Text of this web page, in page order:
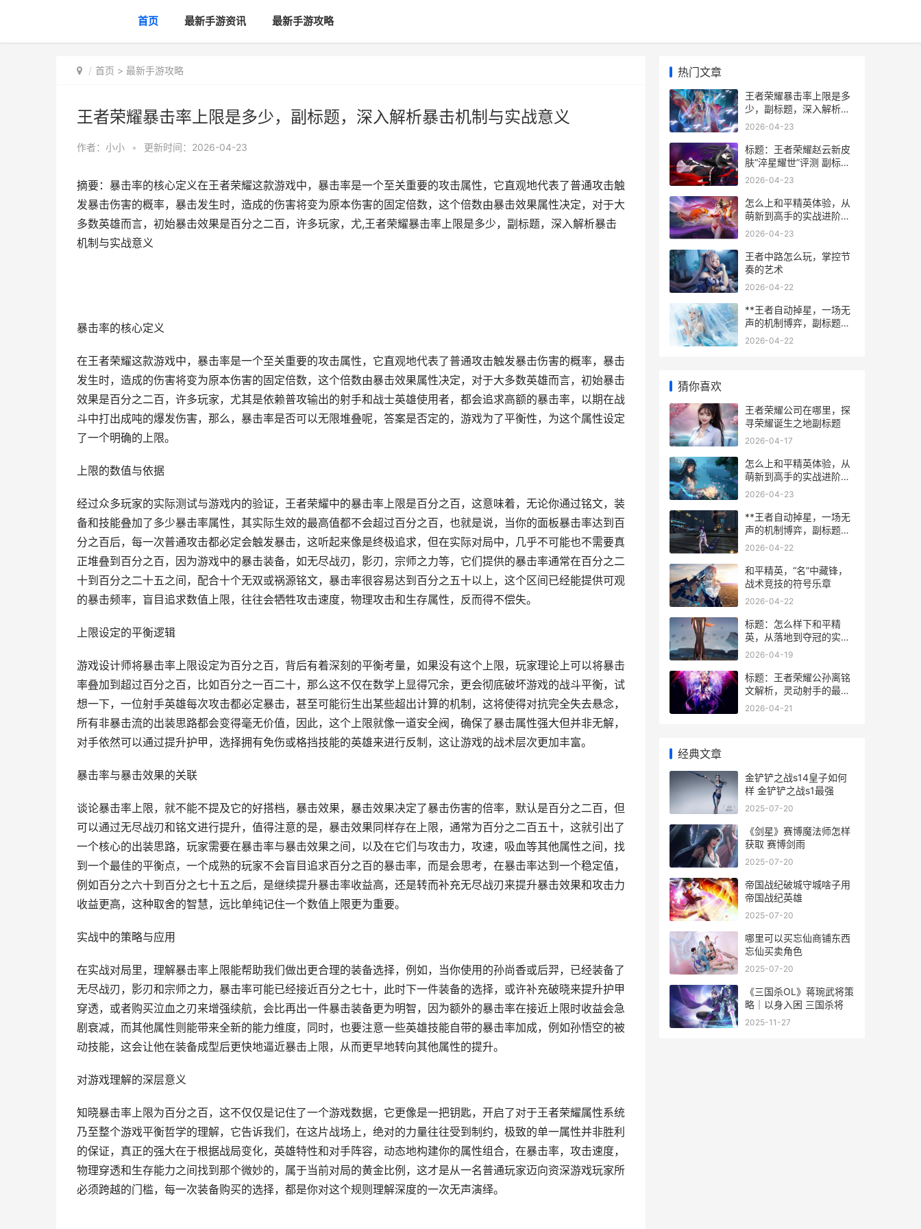
首页 最新手游资讯 最新手游攻略
首页 > 最新手游攻略
王者荣耀暴击率上限是多少，副标题，深入解析暴击机制与实战意义
作者： 小小 • 更新时间：2026-04-23
摘要：暴击率的核心定义在王者荣耀这款游戏中，暴击率是一个至关重要的攻击属性，它直观地代表了普通攻击触
发暴击伤害的概率，暴击发生时，造成的伤害将变为原本伤害的固定倍数，这个倍数由暴击效果属性决定，对于大
多数英雄而言，初始暴击效果是百分之二百，许多玩家，尤,王者荣耀暴击率上限是多少，副标题，深入解析暴击
机制与实战意义
暴击率的核心定义
在王者荣耀这款游戏中，暴击率是一个至关重要的攻击属性，它直观地代表了普通攻击触发暴击伤害的概率，暴击
发生时，造成的伤害将变为原本伤害的固定倍数，这个倍数由暴击效果属性决定，对于大多数英雄而言，初始暴击
效果是百分之二百，许多玩家，尤其是依赖普攻输出的射手和战士英雄使用者，都会追求高额的暴击率，以期在战
斗中打出成吨的爆发伤害，那么，暴击率是否可以无限堆叠呢，答案是否定的，游戏为了平衡性，为这个属性设定
了一个明确的上限。
上限的数值与依据
经过众多玩家的实际测试与游戏内的验证，王者荣耀中的暴击率上限是百分之百，这意味着，无论你通过铭文，装
备和技能叠加了多少暴击率属性，其实际生效的最高值都不会超过百分之百，也就是说，当你的面板暴击率达到百
分之百后，每一次普通攻击都必定会触发暴击，这听起来像是终极追求，但在实际对局中，几乎不可能也不需要真
正堆叠到百分之百，因为游戏中的暴击装备，如无尽战刃，影刃，宗师之力等，它们提供的暴击率通常在百分之二
十到百分之二十五之间，配合十个无双或祸源铭文，暴击率很容易达到百分之五十以上，这个区间已经能提供可观
的暴击频率，盲目追求数值上限，往往会牺牲攻击速度，物理攻击和生存属性，反而得不偿失。
上限设定的平衡逻辑
游戏设计师将暴击率上限设定为百分之百，背后有着深刻的平衡考量，如果没有这个上限，玩家理论上可以将暴击
率叠加到超过百分之百，比如百分之一百二十，那么这不仅在数学上显得冗余，更会彻底破坏游戏的战斗平衡，试
想一下，一位射手英雄每次攻击都必定暴击，甚至可能衍生出某些超出计算的机制，这将使得对抗完全失去悬念，
所有非暴击流的出装思路都会变得毫无价值，因此，这个上限就像一道安全阀，确保了暴击属性强大但并非无解，
对手依然可以通过提升护甲，选择拥有免伤或格挡技能的英雄来进行反制，这让游戏的战术层次更加丰富。
暴击率与暴击效果的关联
谈论暴击率上限，就不能不提及它的好搭档，暴击效果，暴击效果决定了暴击伤害的倍率，默认是百分之二百，但
可以通过无尽战刃和铭文进行提升，值得注意的是，暴击效果同样存在上限，通常为百分之二百五十，这就引出了
一个核心的出装思路，玩家需要在暴击率与暴击效果之间，以及在它们与攻击力，攻速，吸血等其他属性之间，找
到一个最佳的平衡点，一个成熟的玩家不会盲目追求百分之百的暴击率，而是会思考，在暴击率达到一个稳定值，
例如百分之六十到百分之七十五之后，是继续提升暴击率收益高，还是转而补充无尽战刃来提升暴击效果和攻击力
收益更高，这种取舍的智慧，远比单纯记住一个数值上限更为重要。
实战中的策略与应用
在实战对局里，理解暴击率上限能帮助我们做出更合理的装备选择，例如，当你使用的孙尚香或后羿，已经装备了
无尽战刃，影刃和宗师之力，暴击率可能已经接近百分之七十，此时下一件装备的选择，或许补充破晓来提升护甲
穿透，或者购买泣血之刃来增强续航，会比再出一件暴击装备更为明智，因为额外的暴击率在接近上限时收益会急
剧衰减，而其他属性则能带来全新的能力维度，同时，也要注意一些英雄技能自带的暴击率加成，例如孙悟空的被
动技能，这会让他在装备成型后更快地逼近暴击上限，从而更早地转向其他属性的提升。
对游戏理解的深层意义
知晓暴击率上限为百分之百，这不仅仅是记住了一个游戏数据，它更像是一把钥匙，开启了对于王者荣耀属性系统
乃至整个游戏平衡哲学的理解，它告诉我们，在这片战场上，绝对的力量往往受到制约，极致的单一属性并非胜利
的保证，真正的强大在于根据战局变化，英雄特性和对手阵容，动态地构建你的属性组合，在暴击率，攻击速度，
物理穿透和生存能力之间找到那个微妙的，属于当前对局的黄金比例，这才是从一名普通玩家迈向资深游戏玩家所
必须跨越的门槛，每一次装备购买的选择，都是你对这个规则理解深度的一次无声演绎。
热门文章
王者荣耀暴击率上限是多
少，副标题，深入解析暴
击机制与实战意义
2026-04-23
标题：王者荣耀赵云新皮
肤“淬星耀世”评测 副标
题：枪芒如星 战魂重燃
2026-04-23
怎么上和平精英体验，从
萌新到高手的实战进阶指
南副标题，沉浸战场百战
2026-04-23
王者中路怎么玩，掌控节
奏的艺术
2026-04-22
**王者自动掉星，一场无
声的机制博弈，副标题，
掉星背后的玩家心理与设
2026-04-22
猜你喜欢
王者荣耀公司在哪里，探
寻荣耀诞生之地副标题
2026-04-17
怎么上和平精英体验，从
萌新到高手的实战进阶指
南副标题，沉浸战场百战
2026-04-23
**王者自动掉星，一场无
声的机制博弈，副标题，
掉星背后的玩家心理与设
2026-04-22
和平精英，“名”中藏锋，
战术竞技的符号乐章
2026-04-22
标题：怎么样下和平精
英，从落地到夺冠的实战
思考
2026-04-19
标题：王者荣耀公孙离铭
文解析，灵动射手的最优
搭配方案
2026-04-21
经典文章
金铲铲之战s14皇子如何
样 金铲铲之战s1最强
2025-07-20
《剑星》赛博魔法师怎样
获取 赛博剑雨
2025-07-20
帝国战纪破城守城啥子用
帝国战纪英雄
2025-07-20
哪里可以买忘仙商铺东西
忘仙买卖角色
2025-07-20
《三国杀OL》蒋琬武将策
略｜以身入困 三国杀将
2025-11-27